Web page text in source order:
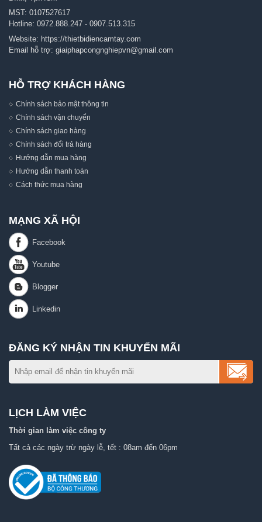
MST: 0107527617
Hotline: 0972.888.247 - 0907.513.315
Website: https://thietbidiencamtay.com
Email hỗ trợ: giaiphapcongnghiepvn@gmail.com
HỖ TRỢ KHÁCH HÀNG
Chính sách bảo mật thông tin
Chính sách vận chuyển
Chính sách giao hàng
Chính sách đổi trả hàng
Hướng dẫn mua hàng
Hướng dẫn thanh toán
Cách thức mua hàng
MẠNG XÃ HỘI
ĐĂNG KÝ NHẬN TIN KHUYẾN MÃI
LỊCH LÀM VIỆC
Thời gian làm việc công ty
Tất cả các ngày trừ ngày lễ, tết : 08am đến 06pm